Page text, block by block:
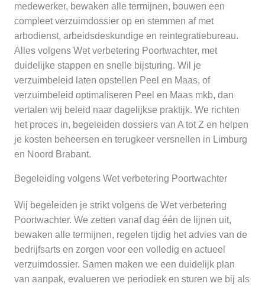
medewerker, bewaken alle termijnen, bouwen een
compleet verzuimdossier op en stemmen af met
arbodienst, arbeidsdeskundige en reintegratiebureau.
Alles volgens Wet verbetering Poortwachter, met
duidelijke stappen en snelle bijsturing. Wil je
verzuimbeleid laten opstellen Peel en Maas, of
verzuimbeleid optimaliseren Peel en Maas mkb, dan
vertalen wij beleid naar dagelijkse praktijk. We richten
het proces in, begeleiden dossiers van A tot Z en helpen
je kosten beheersen en terugkeer versnellen in Limburg
en Noord Brabant.
Begeleiding volgens Wet verbetering Poortwachter
Wij begeleiden je strikt volgens de Wet verbetering
Poortwachter. We zetten vanaf dag één de lijnen uit,
bewaken alle termijnen, regelen tijdig het advies van de
bedrijfsarts en zorgen voor een volledig en actueel
verzuimdossier. Samen maken we een duidelijk plan
van aanpak, evalueren we periodiek en sturen we bij als